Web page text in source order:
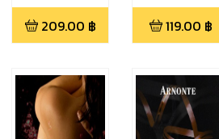
209.00 ฿ 119.00 ฿